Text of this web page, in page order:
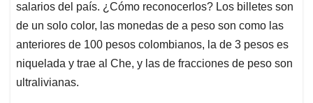
salarios del país. ¿Cómo reconocerlos? Los billetes son
de un solo color, las monedas de a peso son como las
anteriores de 100 pesos colombianos, la de 3 pesos es
niquelada y trae al Che, y las de fracciones de peso son
ultralivianas.